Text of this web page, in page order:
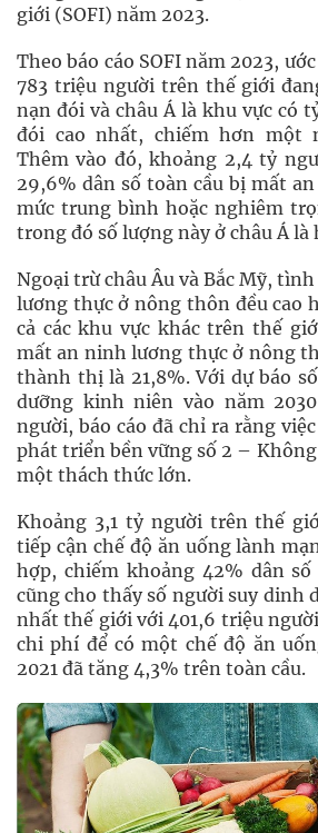
giới (SOFI) năm 2023.
Theo báo cáo SOFI năm 2023,
783 triệu người trên thế giới
nạn đói và châu Á là khu vực có
đói cao nhất, chiếm hơn một
Thêm vào đó, khoảng 2,4 tỷ
29,6% dân số toàn cầu bị mất
mức trung bình hoặc nghiêm
trong đó số lượng này ở châu Á là
Ngoại trừ châu Âu và Bắc Mỹ,
lương thực ở nông thôn đều cao
cả các khu vực khác trên thế
mất an ninh lương thực ở nông
thành thị là 21,8%. Với dự báo
dưỡng kinh niên vào năm
người, báo cáo đã chỉ ra rằng
phát triển bền vững số 2 –
một thách thức lớn.
Khoảng 3,1 tỷ người trên thế
tiếp cận chế độ ăn uống lành
hợp, chiếm khoảng 42% dân số
cũng cho thấy số người suy dinh
nhất thế giới với 401,6 triệu
chi phí để có một chế độ ăn
2021 đã tăng 4,3% trên toàn cầu.